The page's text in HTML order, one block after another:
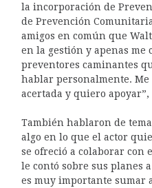
la incorporación de
de Prevención
amigos en común que
en la gestión y apenas me
preventores caminantes
hablar personalmente.
acertada y quiero apoyar”,
También hablaron de
algo en lo que el actor
se ofreció a colaborar con
le contó sobre sus planes
es muy importante sumar